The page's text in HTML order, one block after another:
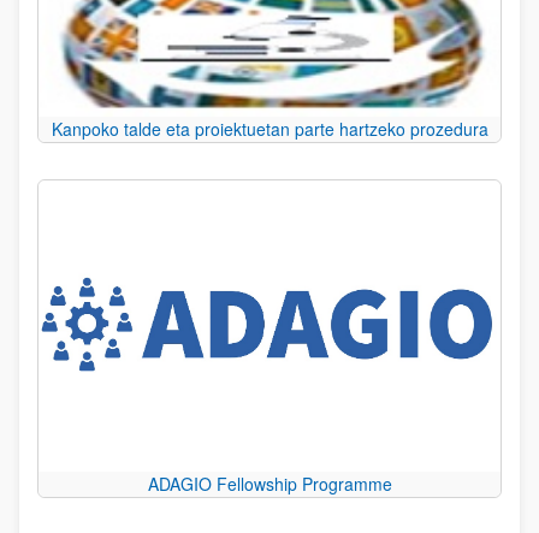
Kanpoko talde eta proiektuetan parte hartzeko prozedura
ADAGIO Fellowship Programme